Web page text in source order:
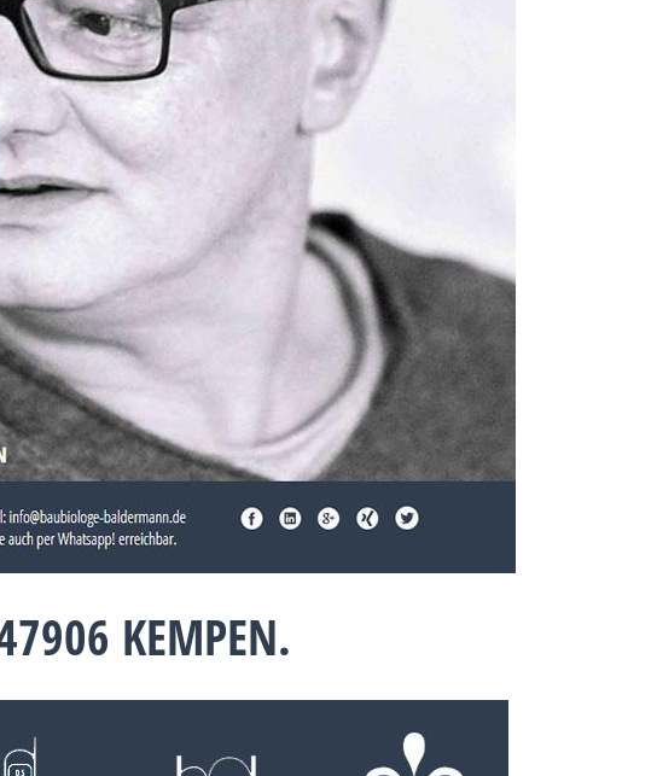
KEMPEN.